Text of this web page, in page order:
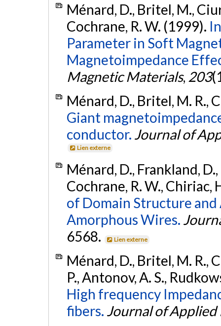
Ménard, D., Britel, M.,
Cochrane, R. W. (1999).
Parameter in Soft
Magnetoimpedance
Magnetic Materials, 203
Ménard, D., Britel, M. R.,
Giant
conductor. Journal of
Lien externe
Ménard, D., Frankland,
Cochrane, R. W., Chiriac,
of Domain Structure
Amorphous Wires.
6568.
Lien externe
Ménard, D., Britel, M. R.,
P., Antonov, A. S.,
High frequency
fibers. Journal of Applied